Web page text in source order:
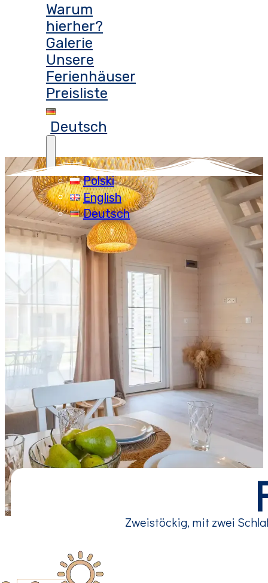
Warum
hierher?
Galerie
Unsere
Ferienhäuser
Preisliste
Deutsch
Polski
English
Deutsch
Zweistöckig, mit zwei